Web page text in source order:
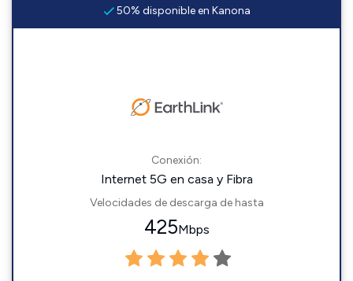
50% disponible en Kanona
Conexión:
Internet 5G en casa y Fibra
Velocidades de descarga de hasta
425Mbps